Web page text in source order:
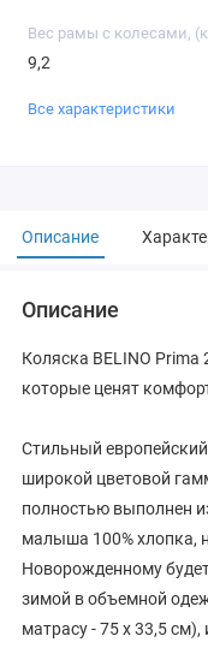
Вес рамы с колесами,
9,2
Все характеристики
Описание
Описание
Коляска BELINO Prima
которые ценят
Стильный
широкой цветовой
полностью выполнен
малыша 100% хлопка,
Новорожденному
зимой в объемной
матрасу - 75 х 33,5